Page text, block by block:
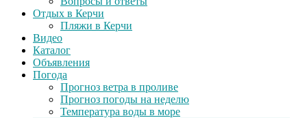
Отдых в Керчи
Пляжи в Керчи
Видео
Каталог
Объявления
Погода
Прогноз ветра в проливе
Прогноз погоды на неделю
Температура воды в море